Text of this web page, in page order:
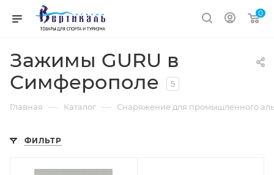
0
Зажимы GURU в
Симферополе
5
Главная — Каталог — Снаряжение для промышленного
ФИЛЬТР